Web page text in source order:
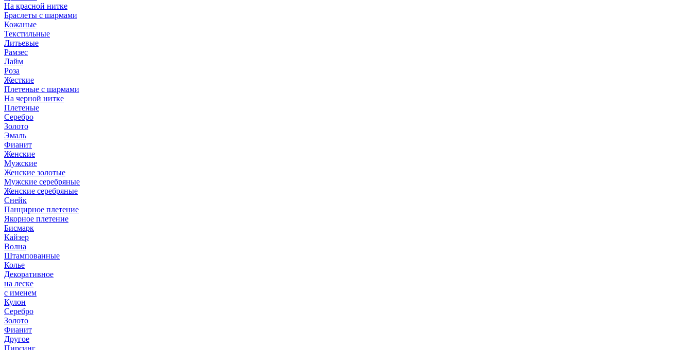
На красной нитке
Браслеты с шармами
Кожаные
Текстильные
Литьевые
Рамзес
Лайм
Роза
Жесткие
Плетеные с шармами
На черной нитке
Плетеные
Серебро
Золото
Эмаль
Фианит
Женские
Мужские
Женские золотые
Мужские серебряные
Женские серебряные
Снейк
Панцирное плетение
Якорное плетение
Бисмарк
Кайзер
Волна
Штампованные
Колье
Декоративное
на леске
с именем
Кулон
Серебро
Золото
Фианит
Другое
Пирсинг